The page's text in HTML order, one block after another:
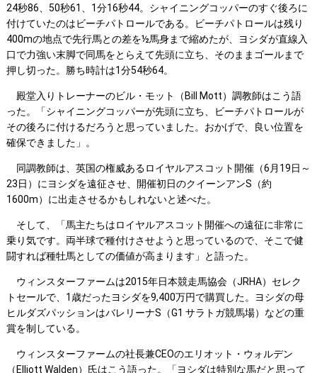
24秒86、50秒61、1分16秒44。シャイニングコッパーのすぐ後ろに
付けていたのはビーチパトロールである。ビーチパトロールは残り
400mの地点で先行馬との差を½馬身まで縮めたが、ヨシダが直線入
口で力強い末脚で同馬をとらえて先頭に立ち、そのままゴールまで
押し切った。勝ち時計は1分54秒64。
殿堂入りトレーナーのビル・モット（Bill Mott）調教師はこう語
った。「シャイニングコッパーが先頭に立ち、ビーチパトロールが
その後ろに付けるだろうと思っていました。おかげで、良い位置を
確保できました」。
同調教師は、英国の権威あるロイヤルアスコット開催（6月19日～
23日）にヨシダを遠征させ、開催初日のクイーンアンS（約
1600m）に出走させるかもしれないと述べた。
そして、「馬主たちはロイヤルアスコット開催への遠征に非常に
乗り気です。両半球で種付けさせようと思っているので、そこで健
闘すれば種牡馬としての価値が高まります」と語った。
ウィンスターファームは2015年日本競走馬協会（JRHA）セレク
トセールで、1歳だったヨシダを9,400万円で購買した。ヨシダの母
ヒルダズパッションはバレリーナS（G1 サラトガ競馬場）などの重
賞を制している。
ウィンスターファームの社長兼CEOのエリオット・ウォルデン
（Elliott Walden）氏はこう語った。「ヨシダは特別な馬だと思って